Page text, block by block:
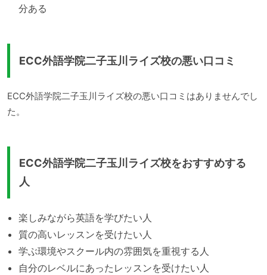
分ある
ECC外語学院二子玉川ライズ校の悪い口コミ
ECC外語学院二子玉川ライズ校の悪い口コミはありませんでし
た。
ECC外語学院二子玉川ライズ校をおすすめする
人
楽しみながら英語を学びたい人
質の高いレッスンを受けたい人
学ぶ環境やスクール内の雰囲気を重視する人
自分のレベルにあったレッスンを受けたい人